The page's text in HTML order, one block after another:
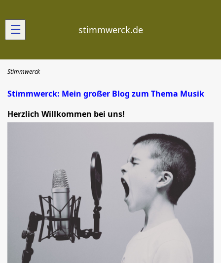
☰ stimmwerck.de
Stimmwerck
Stimmwerck: Mein großer Blog zum Thema Musik
Herzlich Willkommen bei uns!